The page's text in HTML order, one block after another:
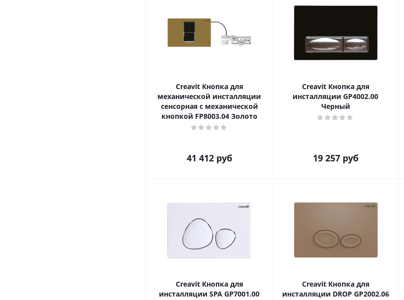
Creavit Кнопка для
механической инсталляции
сенсорная с механической
кнопкой FP8003.04 Золото
41 412руб
Creavit Кнопка для
инсталляции GP4002.00
Черный
19 257руб
Creavit Кнопка для
инсталляции SPA GP7001.00
Creavit Кнопка для
инсталляции DROP GP2002.06